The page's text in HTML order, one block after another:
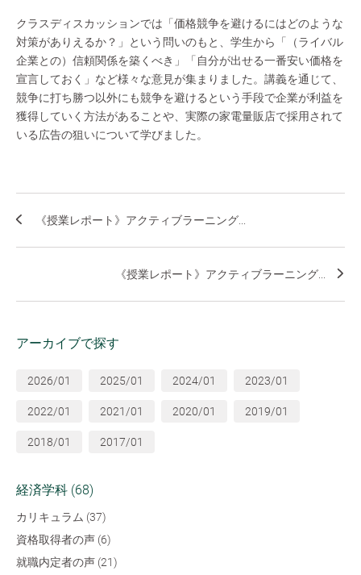
クラスディスカッションでは「価格競争を避けるにはどのような
対策がありえるか？」という問いのもと、学生から「（ライバル
企業との）信頼関係を築くべき」「自分が出せる一番安い価格を
宣言しておく」など様々な意見が集まりました。講義を通じて、
競争に打ち勝つ以外にも競争を避けるという手段で企業が利益を
獲得していく方法があることや、実際の家電量販店で採用されて
いる広告の狙いについて学びました。
《授業レポート》アクティブラーニング...
《授業レポート》アクティブラーニング...
アーカイブで探す
2026/01 2025/01 2024/01 2023/01
2022/01 2021/01 2020/01 2019/01
2018/01 2017/01
経済学科 (68)
カリキュラム (37)
資格取得者の声 (6)
就職内定者の声 (21)